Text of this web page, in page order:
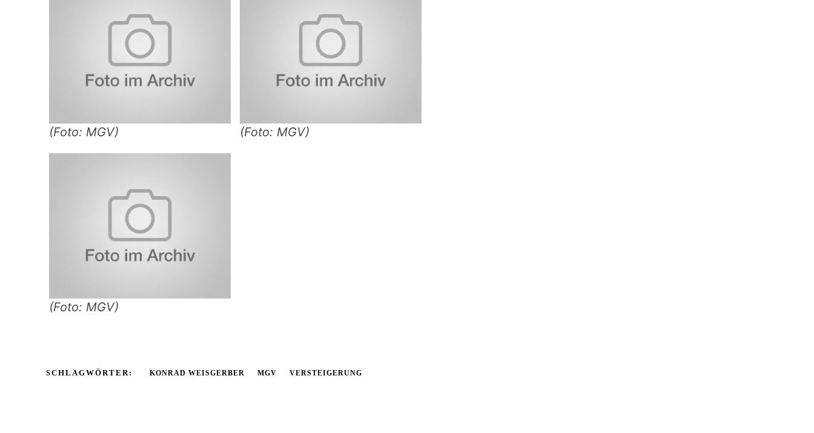
(Foto: MGV) (Foto: MGV)
(Foto: MGV)
SCHLAGWÖRTER: KONRAD WEISGERBER MGV VERSTEIGERUNG